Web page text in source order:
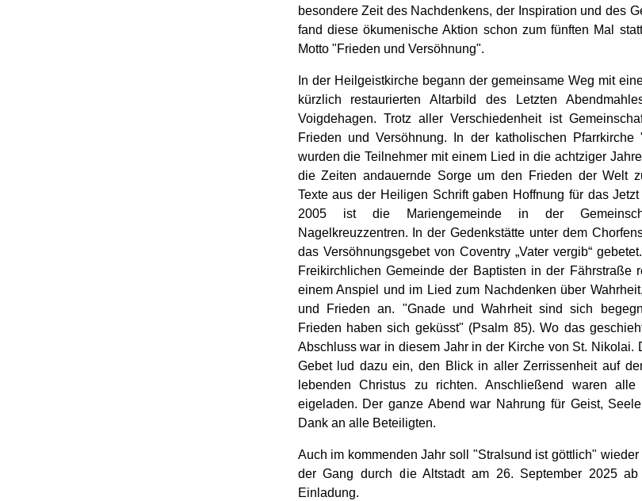
besondere Zeit des Nachdenkens, der Inspiration und des
fand diese ökumenische Aktion schon zum fünften Mal
Motto "Frieden und Versöhnung".
In der Heilgeistkirche begann der gemeinsame Weg mit
kürzlich restaurierten Altarbild des Letzten
Voigdehagen. Trotz aller Verschiedenheit ist
Frieden und Versöhnung. In der katholischen Pfarrkirche
wurden die Teilnehmer mit einem Lied in die achtziger
die Zeiten andauernde Sorge um den Frieden der Welt
Texte aus der Heiligen Schrift gaben Hoffnung für das
2005 ist die Mariengemeinde in der
Nagelkreuzzentren. In der Gedenkstätte unter dem
das Versöhnungsgebet von Coventry „Vater vergib“
Freikirchlichen Gemeinde der Baptisten in der Fährstraße
einem Anspiel und im Lied zum Nachdenken über
und Frieden an. "Gnade und Wahrheit sind sich
Frieden haben sich geküsst" (Psalm 85). Wo das
Abschluss war in diesem Jahr in der Kirche von St. Nikolai.
Gebet lud dazu ein, den Blick in aller Zerrissenheit auf
lebenden Christus zu richten. Anschließend waren alle
eigeladen. Der ganze Abend war Nahrung für Geist,
Dank an alle Beteiligten.
Auch im kommenden Jahr soll "Stralsund ist göttlich"
der Gang durch die Altstadt am 26. September 2025
Einladung.